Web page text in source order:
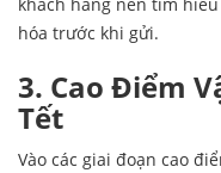
khách hàng nên tìm
hóa trước khi gửi.
3. Cao Điểm
Tết
Vào các giai đoạn cao